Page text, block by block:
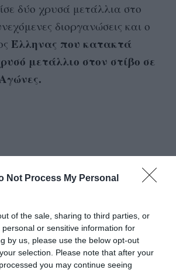
Not Process My Personal
of the sale, sharing to third parties, or
or sensitive information for
by us, please use the below opt-out
selection. Please note that after your
you may continue seeing
δύο χρυσά μετάλλια στο
διοργανώσεις και ο
Έλληνας που κατακτά
μετάλλιο στον στίβο σε